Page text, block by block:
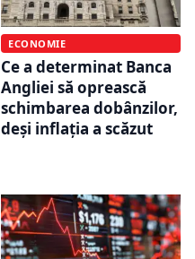
ECONOMIE
Ce a determinat Banca
Angliei să oprească
schimbarea dobânzilor,
deși inflația a scăzut